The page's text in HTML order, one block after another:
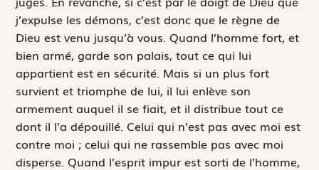
j’expulse les démons, c’est donc que le règne de
Dieu est venu jusqu’à vous. Quand l’homme fort, et
bien armé, garde son palais, tout ce qui lui
appartient est en sécurité. Mais si un plus fort
survient et triomphe de lui, il lui enlève son
armement auquel il se fiait, et il distribue tout ce
dont il l’a dépouillé. Celui qui n’est pas avec moi est
contre moi ; celui qui ne rassemble pas avec moi
disperse. Quand l’esprit impur est sorti de l’homme,